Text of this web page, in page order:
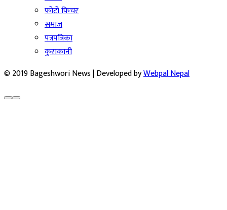
फोटो फिचर
समाज
पत्रपत्रिका
कुराकानी
© 2019 Bageshwori News | Developed byWebpal Nepal